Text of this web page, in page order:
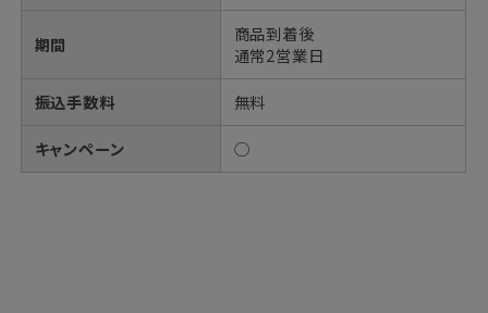
期間
商品到着後
通常2営業日
振込手数料 無料
キャンペーン ◯